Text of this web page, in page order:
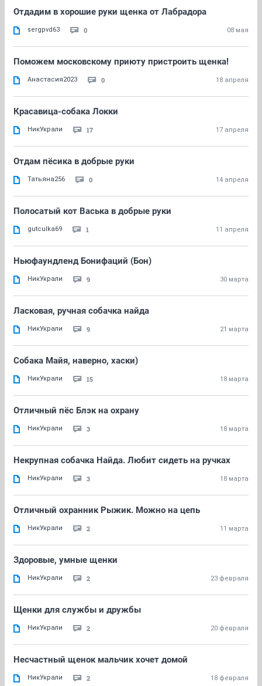
Отдадим в хорошие руки щенка от Лабрадора
sergpvd63 0 08 мая
Поможем московскому приюту пристроить щенка!
Анастасия2023 0 18 апреля
Красавица-собака Локки
НикУкрали 17 17 апреля
Отдам пёсика в добрые руки
Татьяна256 0 14 апреля
Полосатый кот Васька в добрые руки
gutculka69 1 11 апреля
Ньюфаундленд Бонифаций (Бон)
НикУкрали 9 30 марта
Ласковая, ручная собачка найда
НикУкрали 9 21 марта
Собака Майя, наверно, хаски)
НикУкрали 15 18 марта
Отличный пёс Блэк на охрану
НикУкрали 3 18 марта
Некрупная собачка Найда. Любит сидеть на ручках
НикУкрали 3 18 марта
Отличный охранник Рыжик. Можно на цепь
НикУкрали 2 11 марта
Здоровые, умные щенки
НикУкрали 2 23 февраля
Щенки для службы и дружбы
НикУкрали 2 20 февраля
Несчастный щенок мальчик хочет домой
НикУкрали 2 18 февраля